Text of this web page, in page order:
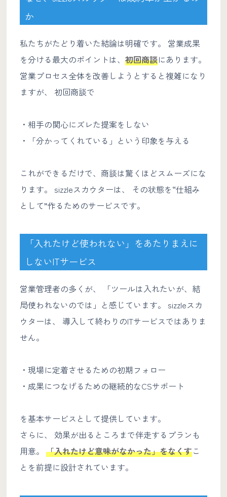
か
私たちがたどり着いた結論は明確です。 営業成果
を分ける最大のポイントは、 初回商談にあります。
営業プロセス全体を改善しようとすると複雑になり
ますが、 初回商談で
・相手の関心にズレた提案をしない
・「分かってくれている」という印象を与える
これができるだけで、商談は驚くほどスムーズにな
ります。 sizzleスカウターは、 その状態を“仕組み
として”作るためのサービスです。
「入れたけど使われない」をあたりまえに
しないITサービス
営業管理者の多くが、 「ツールは入れたいが、結
局使われないのでは」と感じています。 sizzleスカ
ウターは、 導入して終わりのITサービスではありま
せん。
・現場に定着させるための初期フォロー
・成果につなげるための継続的なCSサポート
を基本サービスとして提供しています。
さらに、 効果が出るところまで伴走するプランも
用意。 「入れたけど意味がなかった」をなくすこ
とを前提に設計されています。